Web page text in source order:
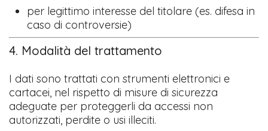
per legittimo interesse del titolare (es. difesa in
caso di controversie)
4. Modalità del trattamento
I dati sono trattati con strumenti elettronici e
cartacei, nel rispetto di misure di sicurezza
adeguate per proteggerli da accessi non
autorizzati, perdite o usi illeciti.